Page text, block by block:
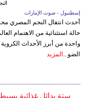
إسطنبول - صوت الإمارات
أحدث انتقال النجم المصري
حالة استثنائية من الاهتمام
واحدة من أبرز الأحداث
الضو... المزيد
ستة بدائل غذائية